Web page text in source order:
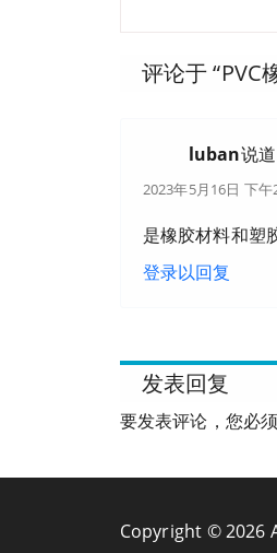
评论于 “PVC
luban说道
2023年5月16日 下午
是橡胶材料和塑
登录以回复
发表回复
要发表评论，您必
Copyright © 2026